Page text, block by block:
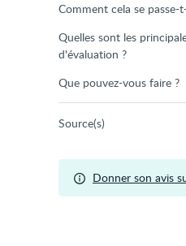
Comment cela se passe-
Quelles sont les
d'évaluation ?
Que pouvez-vous faire ?
Source(s)
Donner son avis